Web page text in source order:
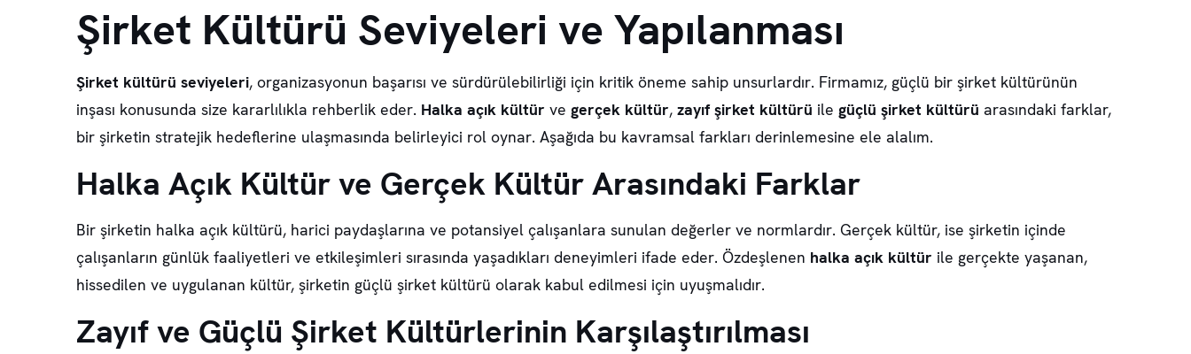
Şirket Kültürü Seviyeleri ve Yapılanması
Şirket kültürü seviyeleri, organizasyonun başarısı ve sürdürülebilirliği için kritik öneme sahip unsurlardır. Firmamız, güçlü bir şirket kültürünün
inşası konusunda size kararlılıkla rehberlik eder. Halka açık kültür ve gerçek kültür, zayıf şirket kültürü ile güçlü şirket kültürü arasındaki farklar,
bir şirketin stratejik hedeflerine ulaşmasında belirleyici rol oynar. Aşağıda bu kavramsal farkları derinlemesine ele alalım.
Halka Açık Kültür ve Gerçek Kültür Arasındaki Farklar
Bir şirketin halka açık kültürü, harici paydaşlarına ve potansiyel çalışanlara sunulan değerler ve normlardır. Gerçek kültür, ise şirketin içinde
çalışanların günlük faaliyetleri ve etkileşimleri sırasında yaşadıkları deneyimleri ifade eder. Özdeşlenen halka açık kültür ile gerçekte yaşanan,
hissedilen ve uygulanan kültür, şirketin güçlü şirket kültürü olarak kabul edilmesi için uyuşmalıdır.
Zayıf ve Güçlü Şirket Kültürlerinin Karşılaştırılması